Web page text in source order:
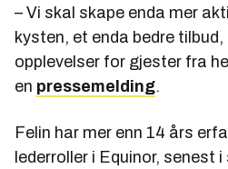
– Vi skal skape enda mer
kysten, et enda bedre
opplevelser for gjester fra
en pressemelding.
Felin har mer enn 14 års
lederroller i Equinor, senest